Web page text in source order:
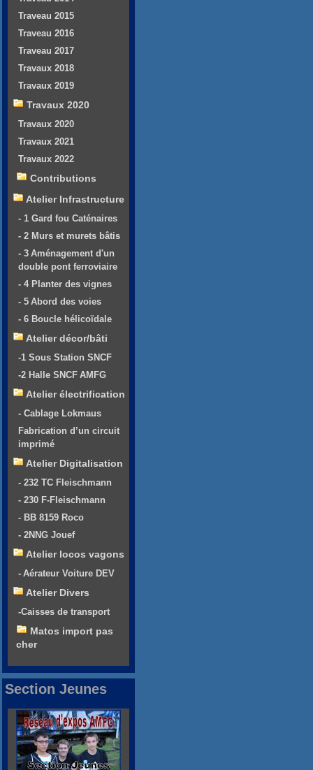
Traveau 2015
Traveau 2016
Traveau 2017
Travaux 2018
Travaux 2019
Travaux 2020
Travaux 2020
Travaux 2021
Travaux 2022
Contributions
Atelier Infrastructure
- 1 Gard fou Caténaires
- 2 Murs et murets bâtis
- 3 Aménagement d'un
double pont ferroviaire
- 4 Planter des vignes
- 5 Abord des voies
- 6 Boucle hélicoïdale
Atelier décor/bâti
-1 Sous Station SNCF
-2 Halle SNCF AMFG
Atelier électrification
- Cablage Lokmaus
Fabrication d’un circuit
imprimé
Atelier Digitalisation
- 232 TC Fleischmann
- 230 F-Fleischmann
- BB 8159 Roco
- 2NNG Jouef
Atelier locos vagons
- Aérateur Voiture DEV
Atelier Divers
-Caisses de transport
Matos import pas
cher
Section Jeunes